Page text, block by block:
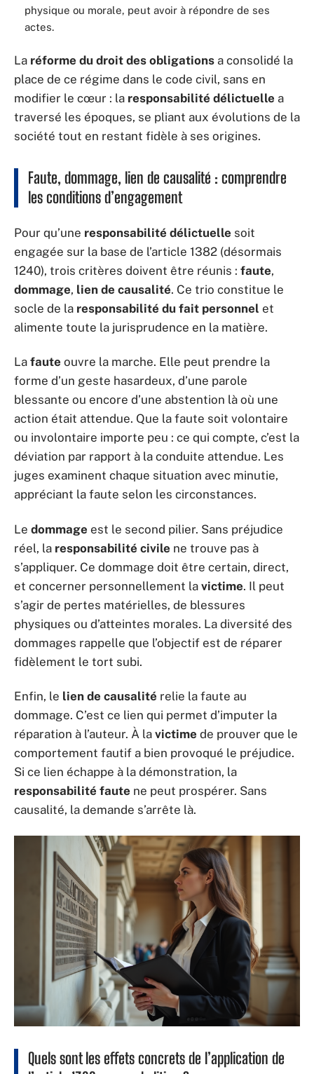
physique ou morale, peut avoir à répondre de ses
actes.
La réforme du droit des obligations a consolidé la
place de ce régime dans le code civil, sans en
modifier le cœur : la responsabilité délictuelle a
traversé les époques, se pliant aux évolutions de la
société tout en restant fidèle à ses origines.
Faute, dommage, lien de causalité : comprendre
les conditions d’engagement
Pour qu’une responsabilité délictuelle soit
engagée sur la base de l’article 1382 (désormais
1240), trois critères doivent être réunis : faute,
dommage, lien de causalité. Ce trio constitue le
socle de la responsabilité du fait personnel et
alimente toute la jurisprudence en la matière.
La faute ouvre la marche. Elle peut prendre la
forme d’un geste hasardeux, d’une parole
blessante ou encore d’une abstention là où une
action était attendue. Que la faute soit volontaire
ou involontaire importe peu : ce qui compte, c’est la
déviation par rapport à la conduite attendue. Les
juges examinent chaque situation avec minutie,
appréciant la faute selon les circonstances.
Le dommage est le second pilier. Sans préjudice
réel, la responsabilité civile ne trouve pas à
s’appliquer. Ce dommage doit être certain, direct,
et concerner personnellement la victime. Il peut
s’agir de pertes matérielles, de blessures
physiques ou d’atteintes morales. La diversité des
dommages rappelle que l’objectif est de réparer
fidèlement le tort subi.
Enfin, le lien de causalité relie la faute au
dommage. C’est ce lien qui permet d’imputer la
réparation à l’auteur. À la victime de prouver que le
comportement fautif a bien provoqué le préjudice.
Si ce lien échappe à la démonstration, la
responsabilité faute ne peut prospérer. Sans
causalité, la demande s’arrête là.
Quels sont les effets concrets de l’application de